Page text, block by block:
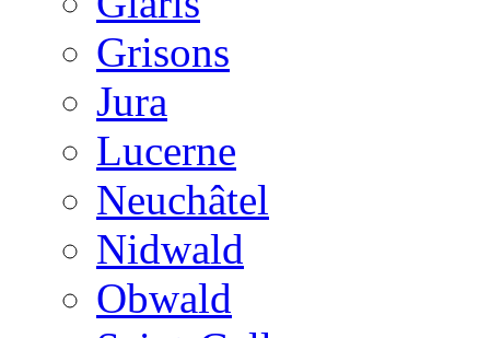
Grisons
Jura
Lucerne
Neuchâtel
Nidwald
Obwald